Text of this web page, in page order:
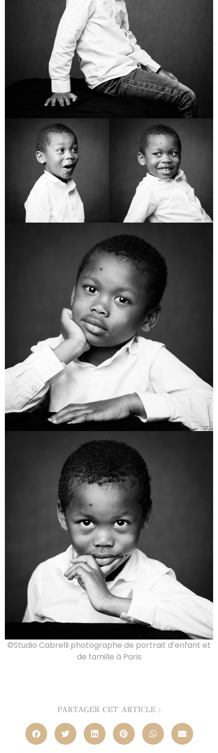
©Studio Cabrelli photographe de portrait d’enfant et
de famille à Paris
PARTAGER CET ARTICLE :